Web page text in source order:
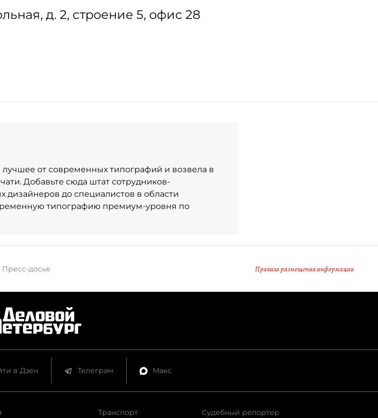
д. 2, строение 5, офис 28
лучшее от современных типографий и возвела в
Добавьте сюда штат сотрудников-
дизайнеров до специалистов в области
типографию премиум-уровня по
Пресс-досье Правила размещения информации
в Дзен Телеграм Макс
Транспорт
Судебный репортер